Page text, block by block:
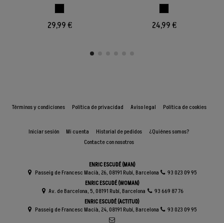
29,99 € 24,99 €
Términos y condiciones Política de privacidad Aviso legal Política de cookies
Iniciar sesión Mi cuenta Historial de pedidos
¿Quiénes somos?
Contacte con nosotros
ENRIC ESCUDÉ (MAN)
Passeig de Francesc Macià, 26, 08191 Rubí, Barcelona
93 023 09 95
ENRIC ESCUDÉ (WOMAN)
Av. de Barcelona, 5, 08191 Rubí, Barcelona
93 669 87 76
ENRIC ESCUDÉ (ACTITUD)
Passeig de Francesc Macià, 24, 08191 Rubí, Barcelona
93 023 09 95